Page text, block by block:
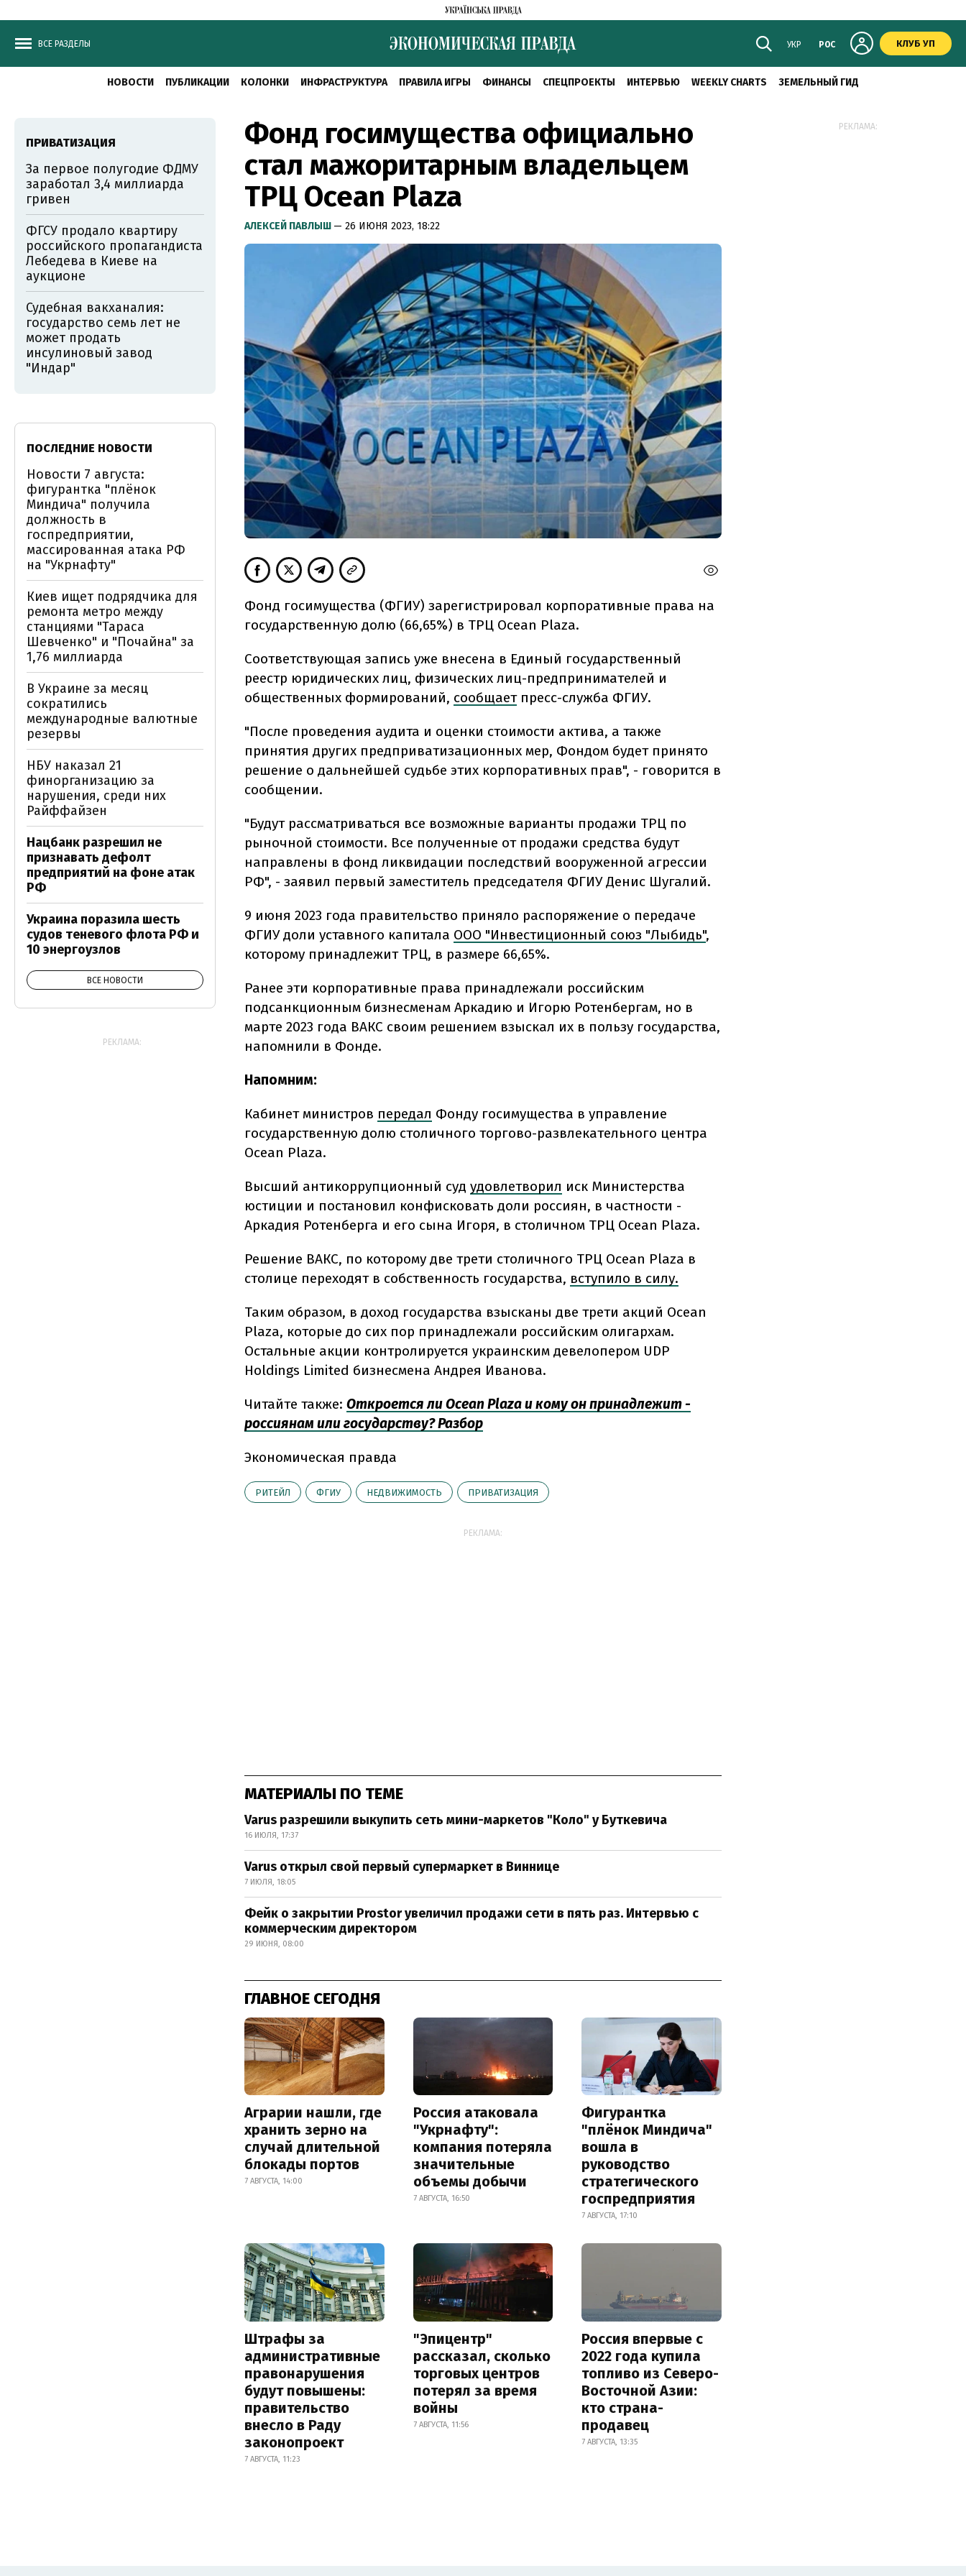
ВСЕ РАЗДЕЛЫ УКР РОС КЛУБ УП
НОВОСТИ ПУБЛИКАЦИИ КОЛОНКИ ИНФРАСТРУКТУРА ПРАВИЛА ИГРЫ ФИНАНСЫ СПЕЦПРОЕКТЫ ИНТЕРВЬЮ WEEKLY CHARTS ЗЕМЕЛЬНЫЙ ГИД
Фонд госимущества официально
стал мажоритарным владельцем
ТРЦ Ocean Plaza
АЛЕКСЕЙ ПАВЛЫШ — 26 ИЮНЯ 2023, 18:22
Фонд госимущества (ФГИУ) зарегистрировал корпоративные права на
государственную долю (66,65%) в ТРЦ Ocean Plaza.
Соответствующая запись уже внесена в Единый государственный
реестр юридических лиц, физических лиц-предпринимателей и
общественных формирований, сообщаетпресс-служба ФГИУ.
"После проведения аудита и оценки стоимости актива, а также
принятия других предприватизационных мер, Фондом будет принято
решение о дальнейшей судьбе этих корпоративных прав", - говорится в
сообщении.
"Будут рассматриваться все возможные варианты продажи ТРЦ по
рыночной стоимости. Все полученные от продажи средства будут
направлены в фонд ликвидации последствий вооруженной агрессии
РФ", - заявил первый заместитель председателя ФГИУ Денис Шугалий.
9 июня 2023 года правительство приняло распоряжение о передаче
ФГИУ доли уставного капитала ООО "Инвестиционный союз "Лыбидь",
которому принадлежит ТРЦ, в размере 66,65%.
Ранее эти корпоративные права принадлежали российским
подсанкционным бизнесменам Аркадию и Игорю Ротенбергам, но в
марте 2023 года ВАКС своим решением взыскал их в пользу государства,
напомнили в Фонде.
Напомним:
Кабинет министров передал Фонду госимущества в управление
государственную долю столичного торгово-развлекательного центра
Ocean Plaza.
Высший антикоррупционный суд удовлетворил иск Министерства
юстиции и постановил конфисковать доли россиян, в частности -
Аркадия Ротенберга и его сына Игоря, в столичном ТРЦ Ocean Plaza.
Решение ВАКС, по которому две трети столичного ТРЦ Ocean Plaza в
столице переходят в собственность государства, вступило в силу.
Таким образом, в доход государства взысканы две трети акций Ocean
Plaza, которые до сих пор принадлежали российским олигархам.
Остальные акции контролируется украинским девелопером UDP
Holdings Limited бизнесмена Андрея Иванова.
Читайте также: Откроется ли Ocean Plaza и кому он принадлежит -
россиянам или государству? Разбор
Экономическая правда
РИТЕЙЛ ФГИУ НЕДВИЖИМОСТЬ ПРИВАТИЗАЦИЯ
РЕКЛАМА:
МАТЕРИАЛЫ ПО ТЕМЕ
Varus разрешили выкупить сеть мини-маркетов "Коло" у Буткевича
16 ИЮЛЯ, 17:37
Varus открыл свой первый супермаркет в Виннице
7 ИЮЛЯ, 18:05
Фейк о закрытии Prostor увеличил продажи сети в пять раз. Интервью с
коммерческим директором
29 ИЮНЯ, 08:00
ГЛАВНОЕ СЕГОДНЯ
Аграрии нашли, где
хранить зерно на
случай длительной
блокады портов
7 АВГУСТА, 14:00
Россия атаковала
"Укрнафту":
компания потеряла
значительные
объемы добычи
7 АВГУСТА, 16:50
Фигурантка
"плёнок Миндича"
вошла в
руководство
стратегического
госпредприятия
7 АВГУСТА, 17:10
Штрафы за
административные
правонарушения
будут повышены:
правительство
внесло в Раду
законопроект
7 АВГУСТА, 11:23
"Эпицентр"
рассказал, сколько
торговых центров
потерял за время
войны
7 АВГУСТА, 11:56
Россия впервые с
2022 года купила
топливо из Северо-
Восточной Азии:
кто страна-
продавец
7 АВГУСТА, 13:35
ПРИВАТИЗАЦИЯ
За первое полугодие ФДМУ
заработал 3,4 миллиарда
гривен
ФГСУ продало квартиру
российского пропагандиста
Лебедева в Киеве на
аукционе
Судебная вакханалия:
государство семь лет не
может продать
инсулиновый завод
"Индар"
ПОСЛЕДНИЕ НОВОСТИ
Новости 7 августа:
фигурантка "плёнок
Миндича" получила
должность в
госпредприятии,
массированная атака РФ
на "Укрнафту"
Киев ищет подрядчика для
ремонта метро между
станциями "Тараса
Шевченко" и "Почайна" за
1,76 миллиарда
В Украине за месяц
сократились
международные валютные
резервы
НБУ наказал 21
финорганизацию за
нарушения, среди них
Райффайзен
Нацбанк разрешил не
признавать дефолт
предприятий на фоне атак
РФ
Украина поразила шесть
судов теневого флота РФ и
10 энергоузлов
ВСЕ НОВОСТИ
РЕКЛАМА:
РЕКЛАМА: